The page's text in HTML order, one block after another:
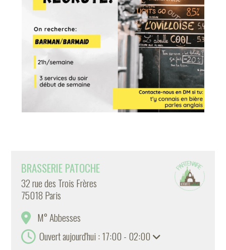
BRASSERIE PATOCHE
32 rue des Trois Frères
75018 Paris
M° Abbesses
Ouvert aujourd'hui : 17:00 - 02:00